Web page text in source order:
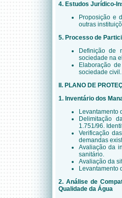
4. Estudos Jurídico-
Proposição e
outras
5. Processo de
Definição de
sociedade na
Elaboração
sociedade civil.
II. PLANO DE
1. Inventário dos
Levantamento
Delimitação
1.751/96.
Verificação
demandas
Avaliação da
sanitário.
Avaliação da
Levantamento
2. Análise de
Qualidade da Água